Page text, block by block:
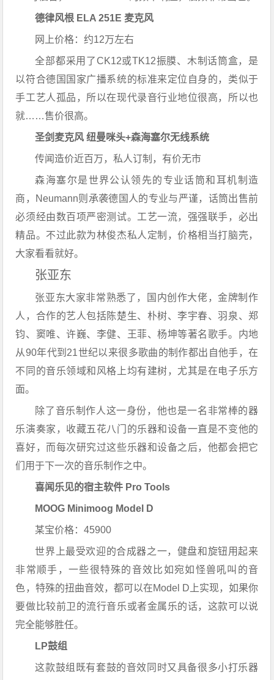
德律风根 ELA 251E 麦克风
网上价格：约12万左右
全部都采用了CK12或TK12振膜、木制话筒盒，是
以符合德国国家广播系统的标准来定位自身的，类似于
手工艺人孤品，所以在现代录音行业地位很高，所以也
就……售价很高。
圣剑麦克风纽曼咪头+森海塞尔无线系统
传闻造价近百万，私人订制，有价无市
森海塞尔是世界公认领先的专业话筒和耳机制造
商，Neumann则承袭德国人的专业与严谨，话筒出售前
必须经由数百项严密测试。工艺一流，强强联手，必出
精品。不过此款为林俊杰私人定制，价格相当打脑壳，
大家看看就好。
张亚东
张亚东大家非常熟悉了，国内创作大佬，金牌制作
人，合作的艺人包括陈楚生、朴树、李宇春、羽泉、郑
钧、窦唯、许巍、李健、王菲、杨坤等著名歌手。内地
从90年代到21世纪以来很多歌曲的制作都出自他手，在
不同的音乐领域和风格上均有建树，尤其是在电子乐方
面。
除了音乐制作人这一身份，他也是一名非常棒的器
乐演奏家，收藏五花八门的乐器和设备一直是不变他的
喜好，而每次研究过这些乐器和设备之后，他都会把它
们用于下一次的音乐制作之中。
喜闻乐见的宿主软件 Pro Tools
MOOG Minimoog Model D
某宝价格：45900
世界上最受欢迎的合成器之一， 健盘和旋钮用起来
非常顺手， 一些很特殊的音效比如宛如怪兽吼叫的音
色，特殊的扭曲音效，都可以在Model D上实现，如果你
要做比较前卫的流行音乐或者金属乐的话，这款可以说
完全能够胜任。
LP鼓组
这款鼓组既有套鼓的音效同时又具备很多小打乐器